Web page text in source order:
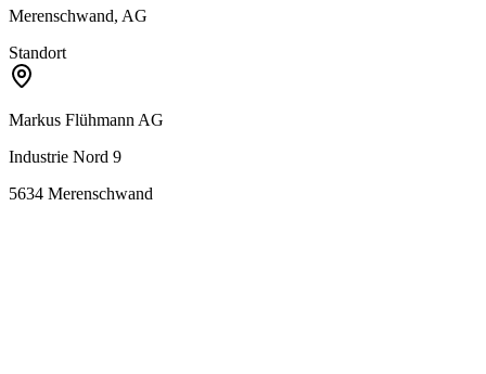
Merenschwand, AG
Standort
Markus Flühmann AG
Industrie Nord 9
5634 Merenschwand